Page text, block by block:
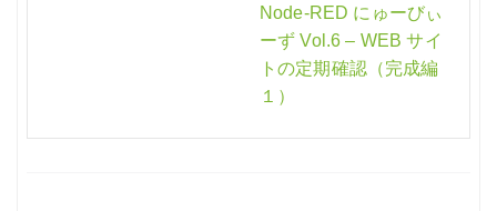
Node-RED にゅーびぃ
ーず Vol.6 – WEB サイ
トの定期確認（完成編
１）